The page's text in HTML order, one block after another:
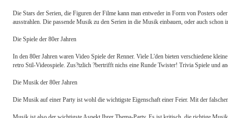
Die Stars der Serien, die Figuren der Filme kann man entweder in Form von Posters
ausstrahlen. Die passende Musik zu den Serien in die Musik einbauen, oder auch schon
Die Spiele der 80er Jahren
In den 80er Jahren waren Video Spiele der Renner. Viele L'den bieten verschiedene
retro Stil-Videospiele. Zus?tzlich ?bertrifft nichs eine Runde Twister! Trivia Spiele und
Die Musik der 80er Jahren
Die Musik auf einer Party ist wohl die wichtigste Eigenschaft einer Feier. Mit der